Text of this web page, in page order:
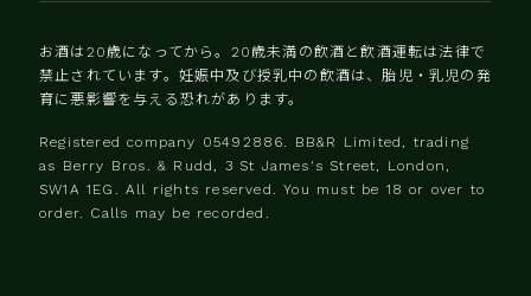
お酒は20歳になってから。20歳未満の飲酒と飲酒運転は法律で
禁止されています。妊娠中及び授乳中の飲酒は、胎児・乳児の発
育に悪影響を与える恐れがあります。
Registered company 0‍5492886. BB&R Limited, trading
as Berry Bros. & Rudd, 3 St James's Street, London,
SW1A 1EG. All rights reserved. You must be 18 or over to
order. Calls may be recorded.